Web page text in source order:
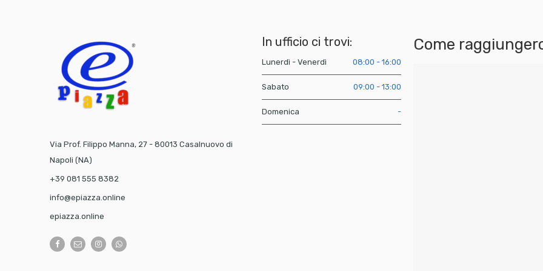
Via Prof. Filippo Manna, 27 - 80013 Casalnuovo di
Napoli (NA)
+39 081 555 8382
info@epiazza.online
epiazza.online
In ufficio ci trovi:
Lunerdì - Venerdì 08:00 - 16:00
Sabato 09:00 - 13:00
Domenica -
Come